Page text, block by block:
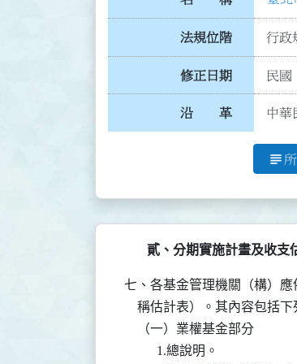
法規位階 行政
修正日期 民
沿 革 中華
subject
貳、分期實施計畫及收支
七、各基金管理機關（構）
稱估計表）。其內容包括下
    （一）業權基金部分
          1.總說明。